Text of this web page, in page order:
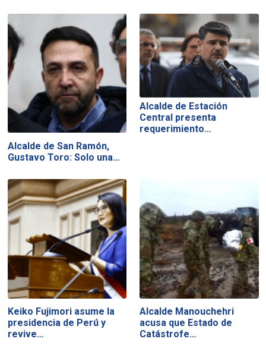
Alcalde de San Ramón,
Gustavo Toro: Solo una…
Alcalde de Estación
Central presenta
requerimiento…
Keiko Fujimori asume la
presidencia de Perú y
revive…
Alcalde Manouchehri
acusa que Estado de
Catástrofe…